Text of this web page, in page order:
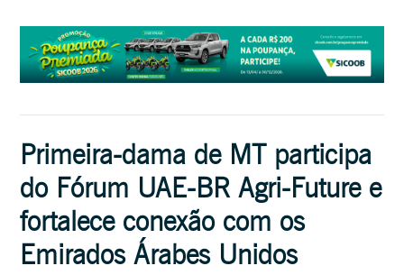
Primeira-dama de MT participa
do Fórum UAE-BR Agri-Future e
fortalece conexão com os
Emirados Árabes Unidos